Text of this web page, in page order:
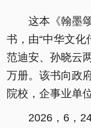
这本《翰墨
书，由“中华文化
范迪安、孙晓云
万册。该书向政
院校，企事业单
2026，6，